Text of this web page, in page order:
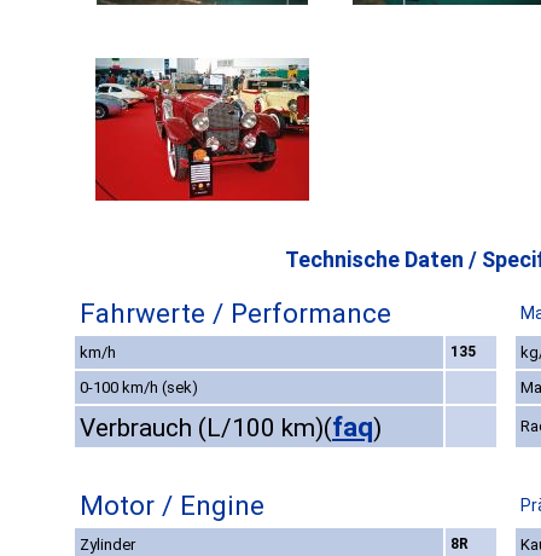
Technische Daten /
Fahrwerte / Performance
km/h 135
0-100 km/h (sek)
Verbrauch (L/100 km)(faq)
Motor / Engine
Zylinder 8R